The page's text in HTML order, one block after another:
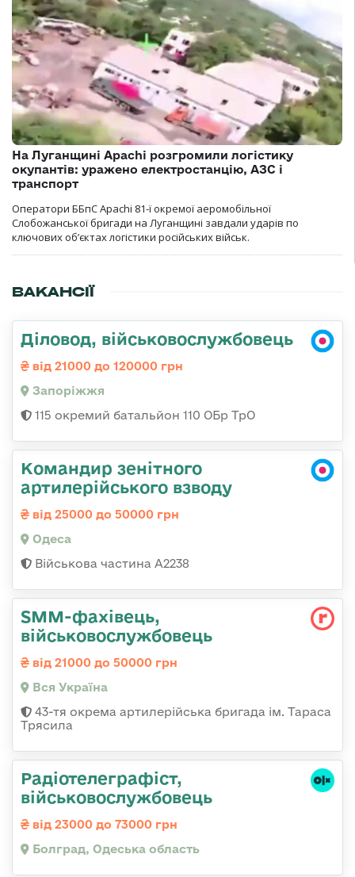
На Луганщині Apachi розгромили логістику
окупантів: уражено електростанцію, АЗС і
транспорт
Оператори ББпС Apachi 81-ї окремої аеромобільної
Слобожанської бригади на Луганщині завдали ударів по
ключових об’єктах логістики російських військ.
ВАКАНСІЇ
Діловод, військовослужбовець
від 21000 до 120000 грн
Запоріжжя
115 окремий батальйон 110 ОБр ТрО
Командир зенітного
артилерійського взводу
від 25000 до 50000 грн
Одеса
Військова частина А2238
SMM-фахівець,
військовослужбовець
від 21000 до 50000 грн
Вся Україна
43-тя окрема артилерійська бригада ім. Тараса
Трясила
Радіотелеграфіст,
військовослужбовець
від 23000 до 73000 грн
Болград, Одеська область